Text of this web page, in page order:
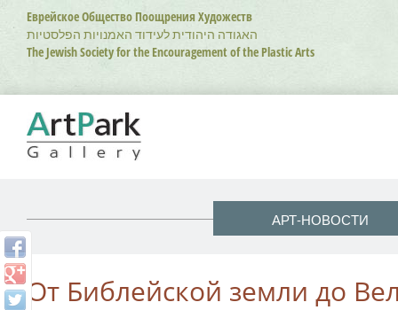
Перейти
основному
содержанию
Еврейское Общество Поощрения Художеств
האגודה היהודית לעידוד האמנויות הפלסטיות
The Jewish Society for the Encouragement of the Plastic Arts
АРТ-НОВОСТИ
От Библейской земли до